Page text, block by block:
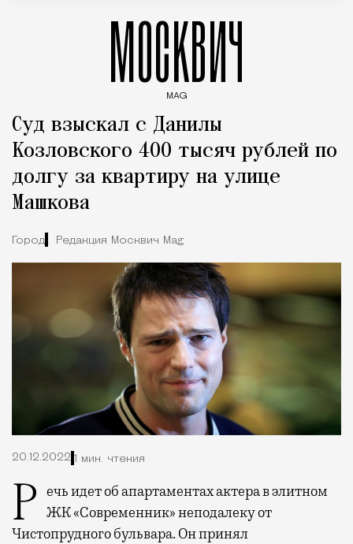
МОСКВИЧ
MAG
Суд взыскал с Данилы
Козловского 400 тысяч рублей по
долгу за квартиру на улице
Машкова
Город Редакция Москвич Mag
20.12.2022 1 мин. чтения
Речь идет об апартаментах актера в элитном ЖК «Современник» неподалеку от
Чистопрудного бульвара. Он принял